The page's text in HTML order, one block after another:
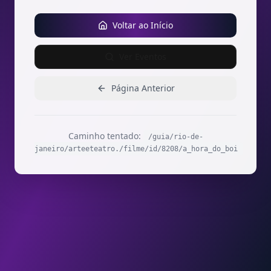
Voltar ao Início
Página Anterior
Caminho tentado:
/guia/rio-de-
janeiro/arteeteatro./filme/id/8208/a_hora_do_boi